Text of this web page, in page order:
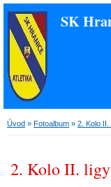
SK
Úvod » Fotoalbum » 2. Kolo II.
2. Kolo II.